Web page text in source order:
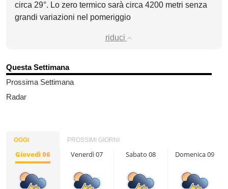
circa 29°. Lo zero termico sarà circa 4200 metri senza
grandi variazioni nel pomeriggio
riduci
Questa Settimana
Prossima Settimana
Radar
OGGI PROSSIMI GIORNI
Giovedì 06 Venerdì 07 Sabato 08 Domenica 09